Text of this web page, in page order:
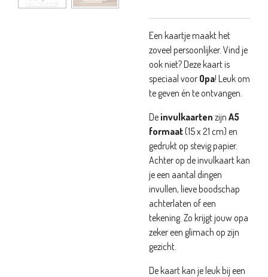
Een kaartje maakt het
zoveel persoonlijker. Vind je
ook niet? Deze kaart is
speciaal voor Opa! Leuk om
te geven én te ontvangen.
De invulkaarten zijn A5
formaat(15 x 21 cm) en
gedrukt op stevig papier.
Achter op de invulkaart kan
je een aantal dingen
invullen, lieve boodschap
achterlaten of een
tekening. Zo krijgt jouw opa
zeker een glimach op zijn
gezicht.
De kaart kan je leuk bij een